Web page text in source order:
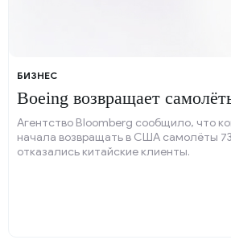
БИЗНЕС
Boeing возвращает
Агентство Bloomberg сообщило, что
начала возвращать в США самолёты
отказались китайские клиенты.